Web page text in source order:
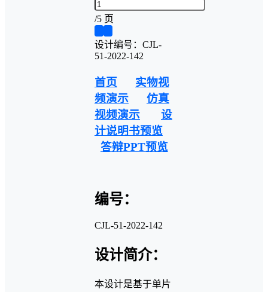
/5 页
设计编号：CJL-
51-2022-142
首页
实物视
频演示
仿真
视频演示
设
计说明书预览
答辩PPT预览
编号：
CJL-51-2022-142
设计简介：
本设计是基于单片